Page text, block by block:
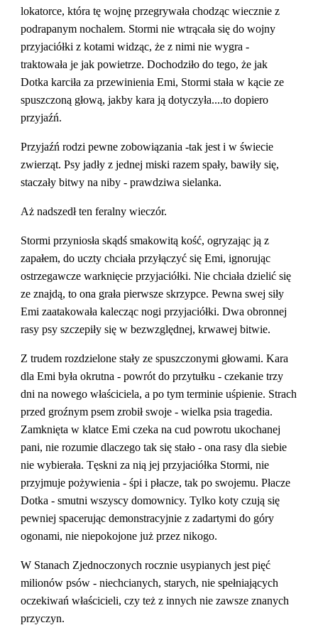
lokatorce, która tę wojnę przegrywała chodząc wiecznie z
podrapanym nochalem. Stormi nie wtrącała się do wojny
przyjaciółki z kotami widząc, że z nimi nie wygra -
traktowała je jak powietrze. Dochodziło do tego, że jak
Dotka karciła za przewinienia Emi, Stormi stała w kącie ze
spuszczoną głową, jakby kara ją dotyczyła....to dopiero
przyjaźń.
Przyjaźń rodzi pewne zobowiązania -tak jest i w świecie
zwierząt. Psy jadły z jednej miski razem spały, bawiły się,
staczały bitwy na niby - prawdziwa sielanka.
Aż nadszedł ten feralny wieczór.
Stormi przyniosła skądś smakowitą kość, ogryzając ją z
zapałem, do uczty chciała przyłączyć się Emi, ignorując
ostrzegawcze warknięcie przyjaciółki. Nie chciała dzielić się
ze znajdą, to ona grała pierwsze skrzypce. Pewna swej siły
Emi zaatakowała kalecząc nogi przyjaciółki. Dwa obronnej
rasy psy szczepiły się w bezwzględnej, krwawej bitwie.
Z trudem rozdzielone stały ze spuszczonymi głowami. Kara
dla Emi była okrutna - powrót do przytułku - czekanie trzy
dni na nowego właściciela, a po tym terminie uśpienie. Strach
przed groźnym psem zrobił swoje - wielka psia tragedia.
Zamknięta w klatce Emi czeka na cud powrotu ukochanej
pani, nie rozumie dlaczego tak się stało - ona rasy dla siebie
nie wybierała. Tęskni za nią jej przyjaciółka Stormi, nie
przyjmuje pożywienia - śpi i płacze, tak po swojemu. Płacze
Dotka - smutni wszyscy domownicy. Tylko koty czują się
pewniej spacerując demonstracyjnie z zadartymi do góry
ogonami, nie niepokojone już przez nikogo.
W Stanach Zjednoczonych rocznie usypianych jest pięć
milionów psów - niechcianych, starych, nie spełniających
oczekiwań właścicieli, czy też z innych nie zawsze znanych
przyczyn.